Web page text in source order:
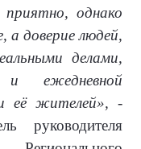
приятно, однако
а доверие людей,
делами,
и ежедневной
её жителей», -
руководителя